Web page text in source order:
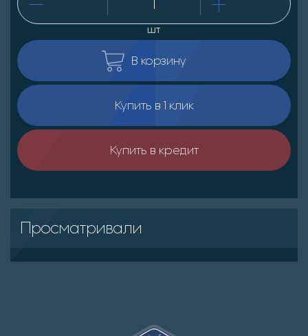
шт
В корзину
Купить в 1 клик
Купить в кредит
Просматривали